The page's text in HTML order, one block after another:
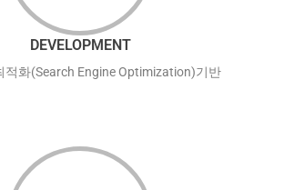
DEVELOPMENT
적화(Search Engine Optimization)기반